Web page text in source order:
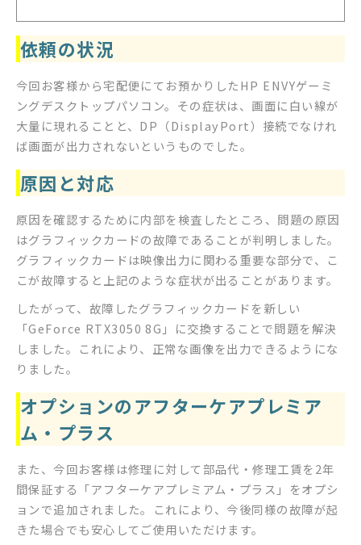
依頼の状況
今回お客様から宅配便にてお預かりしたHP ENVYゲーミ
ングデスクトップパソコン。その症状は、画面に白い線が
大量に現れることと、DP（DisplayPort）接続でなけれ
ば画面が出力されないというものでした。
原因と対応
原因を確認するために内部を検査したところ、問題の原因
はグラフィックカードの故障であることが判明しました。
グラフィックカードは映像出力に関わる重要な部分で、こ
こが故障すると上記のような症状が出ることがあります。
したがって、故障したグラフィックカードを新しい
「GeForce RTX3050 8G」に交換することで問題を解決
しました。これにより、正常な画像を出力できるようにな
りました。
オプションのアフターケアプレミア
ム・プラス
また、今回お客様は修理に対して部品代・修理工賃を2年
間保証する「アフターケアプレミアム・プラス」をオプシ
ョンで追加されました。これにより、今後同様の故障が起
きた場合でも安心してご使用いただけます。